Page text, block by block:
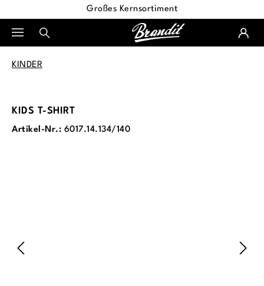
Großes Kernsortiment
KINDER
KIDS T-SHIRT
Artikel-Nr.: 6017.14.134/140